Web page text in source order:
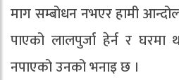
माग सम्बोधन नभएर हामी
पाएको लालपुर्जा हेर्न र
नपाएको उनको भनाइ छ ।